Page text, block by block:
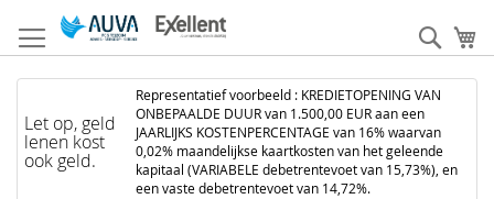
naar
de
inhoud
Let op, geld
lenen kost
ook geld.
Representatief voorbeeld : KREDIETOPENING VAN
ONBEPAALDE DUUR van 1.500,00 EUR aan een
JAARLIJKS KOSTENPERCENTAGE van 16% waarvan
0,02% maandelijkse kaartkosten van het geleende
kapitaal (VARIABELE debetrentevoet van 15,73%), en
een vaste debetrentevoet van 14,72%.